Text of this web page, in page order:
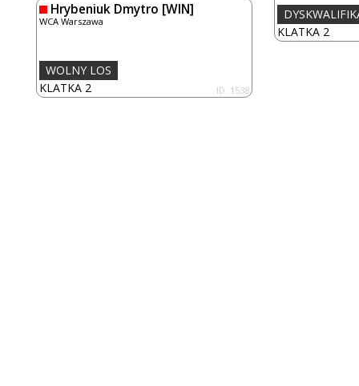
Hrybeniuk Dmytro [WIN]
WCA Warszawa
KLATKA 2 ID: 1538
WOLNY LOS
KLATKA 2